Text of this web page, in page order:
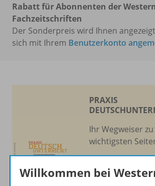
Rabatt für Abonnenten der
Fachzeitschriften
Der Sonderpreis wird Ihnen
sich mit Ihrem Benutzerkonto
PRAXIS
Ihr Wegweiser
wichtigsten
zum
Willkommen bei